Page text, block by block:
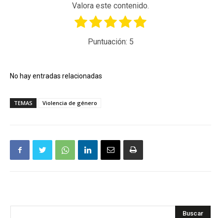
Valora este contenido.
Puntuación: 5
No hay entradas relacionadas
TEMAS Violencia de género
Buscar